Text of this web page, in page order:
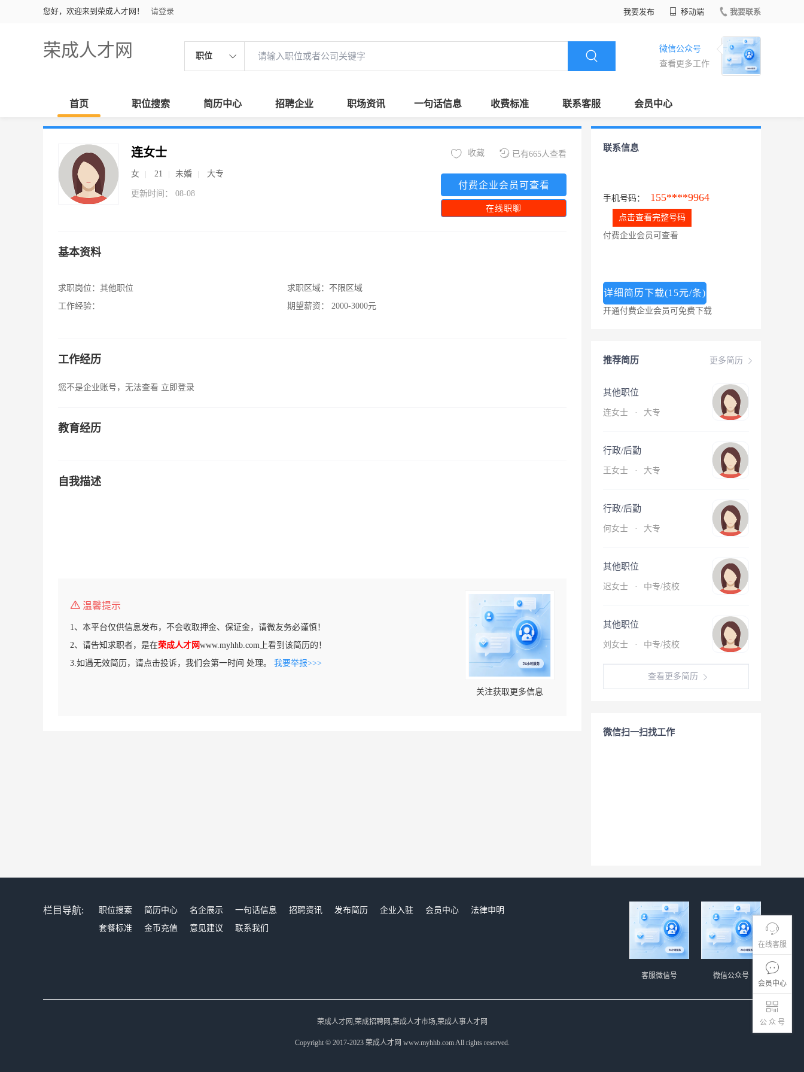
您好，欢迎来到荣成人才网！ 请登录 我要发布 移动端 我要联系
荣成人才网 职位
微信公众号
查看更多工作
首页 职位搜索 简历中心 招聘企业 职场资讯 一句话信息 收费标准 联系客服 会员中心
在线客服
会员中心
公 众 号
连女士
女 21 未婚 大专
更新时间： 08-08
已有665人查看
收藏
付费企业会员可查看
在线职聊
基本资料
求职岗位： 其他职位
工作经验：
求职区域： 不限区域
期望薪资：
2000-3000元
工作经历
您不是企业账号，无法查看 立即登录
教育经历
自我描述
温馨提示
1、本平台仅供信息发布，不会收取押金、保证金，请微友务必谨慎！
2、请告知求职者，是在荣成人才网www.myhhb.com上看到该简历的！
3.如遇无效简历，请点击投诉，我们会第一时间 处理。 我要举报>>>
关注获取更多信息
联系信息
手机号码： 155****9964
点击查看完整号码
付费企业会员可查看
详细简历下载(15元/条)
开通付费企业会员可免费下载
更多简历
推荐简历
其他职位
连女士 · 大专
行政/后勤
王女士 · 大专
行政/后勤
何女士 · 大专
其他职位
迟女士 · 中专/技校
其他职位
刘女士 · 中专/技校
查看更多简历
微信扫一扫找工作
栏目导航: 职位搜索 简历中心 名企展示 一句话信息 招聘资讯 发布简历 企业入驻 会员中心
法律申明
套餐标准
金币充值 意见建议 联系我们
微信公众号
客服微信号
荣成人才网,荣成招聘网,荣成人才市场,荣成人事人才网
Copyright © 2017-2023 荣成人才网 www.myhhb.com All rights reserved.